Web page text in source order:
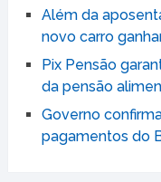
Governo libera
novas datas de
Nome forte do
fila do INSS em
Além da